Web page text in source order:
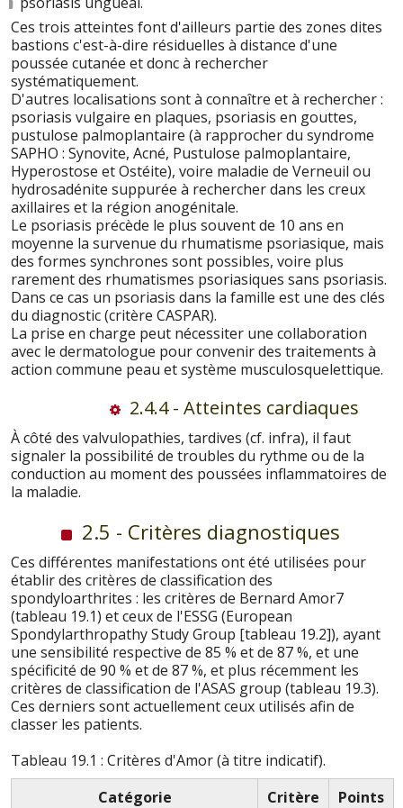
Ces trois atteintes font d'ailleurs partie des zones dites
bastions c'est-à-dire résiduelles à distance d'une
poussée cutanée et donc à rechercher
systématiquement.
D'autres localisations sont à connaître et à rechercher :
psoriasis vulgaire en plaques, psoriasis en gouttes,
pustulose palmoplantaire (à rapprocher du syndrome
SAPHO : Synovite, Acné, Pustulose palmoplantaire,
Hyperostose et Ostéite), voire maladie de Verneuil ou
hydrosadénite suppurée à rechercher dans les creux
axillaires et la région anogénitale.
Le psoriasis précède le plus souvent de 10 ans en
moyenne la survenue du rhumatisme psoriasique, mais
des formes synchrones sont possibles, voire plus
rarement des rhumatismes psoriasiques sans psoriasis.
Dans ce cas un psoriasis dans la famille est une des clés
du diagnostic (critère CASPAR).
La prise en charge peut nécessiter une collaboration
avec le dermatologue pour convenir des traitements à
action commune peau et système musculosquelettique.
2.4.4 - Atteintes cardiaques
À côté des valvulopathies, tardives (cf. infra), il faut
signaler la possibilité de troubles du rythme ou de la
conduction au moment des poussées inflammatoires de
la maladie.
2.5 - Critères diagnostiques
Ces différentes manifestations ont été utilisées pour
établir des critères de classification des
spondyloarthrites : les critères de Bernard Amor7
(tableau 19.1) et ceux de l'ESSG (European
Spondylarthropathy Study Group [tableau 19.2]), ayant
une sensibilité respective de 85 % et de 87 %, et une
spécificité de 90 % et de 87 %, et plus récemment les
critères de classification de l'ASAS group (tableau 19.3).
Ces derniers sont actuellement ceux utilisés afin de
classer les patients.
Tableau 19.1 : Critères d'Amor (à titre indicatif).
Catégorie
Critère
Points